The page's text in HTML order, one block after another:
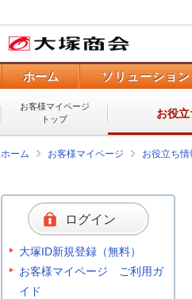
ホーム ソリューショ
お客様マイページ
トップ
お役
ホーム お客様マイページ お役立ち情
ログイン
大塚ID新規登録（無料）
お客様マイページ ご利用ガ
イド